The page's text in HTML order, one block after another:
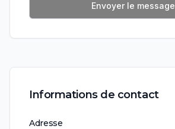
Envoyer le message
Informations de contact
Adresse